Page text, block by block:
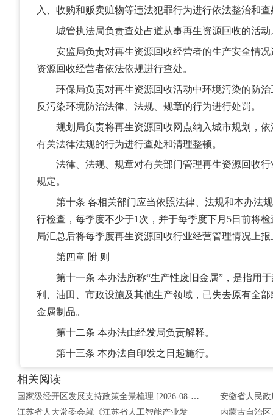
入、收购和贩卖赃物等违法犯罪行为进行依法整治和查
城管执法局负责查处占道从事再生资源回收的活动
安监局负责对再生资源回收经营者的生产安全情况
资源回收经营者依法依规进行查处。
环保局负责对再生资源回收活动中环境污染的防治
反污染环境防治法律、法规、规章的行为进行处罚。
规划局负责将再生资源回收网点纳入城市规划，依
有关法律法规的行为进行查处和清理整顿。
法律、法规、规章对有关部门管理再生资源回收行
规定。
第十条 各相关部门应当依照法律、法规和本办法规
行检查，每季度不少于1次，并于每季度下月5日前将
局汇总后将每季度再生资源回收行业经营管理情况上
第四章 附 则
第十一条 本办法所称“生产性废旧金属”，是指用于
利、油田、市政设施及其他生产领域，已失去原有全
金属制品。
第十二条 本办法由经发局负责解释。
第十三条 本办法自印发之日起施行。
相关阅读
江苏省人大常委会就《江苏省人工智能产业发展促进条例（草案）》公开征求意见 [2026-08-04]